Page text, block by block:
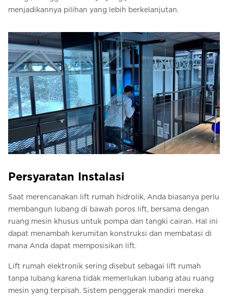
menjadikannya pilihan yang lebih berkelanjutan.
Persyaratan Instalasi
Saat merencanakan lift rumah hidrolik, Anda biasanya perlu
membangun lubang di bawah poros lift, bersama dengan
ruang mesin khusus untuk pompa dan tangki cairan. Hal ini
dapat menambah kerumitan konstruksi dan membatasi di
mana Anda dapat memposisikan lift.
Lift rumah elektronik sering disebut sebagai lift rumah
tanpa lubang karena tidak memerlukan lubang atau ruang
mesin yang terpisah. Sistem penggerak mandiri mereka